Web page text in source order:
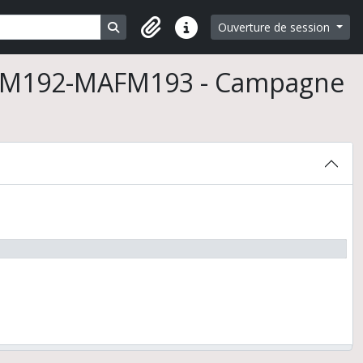
Search in browse page
Liens rapidesOuverture de session
MAFM193 - Campagne